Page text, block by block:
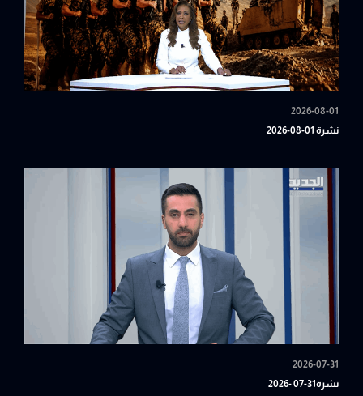
2026-08-01
نشرة 01-08-2026
2026-07-31
نشرة31-07 -2026